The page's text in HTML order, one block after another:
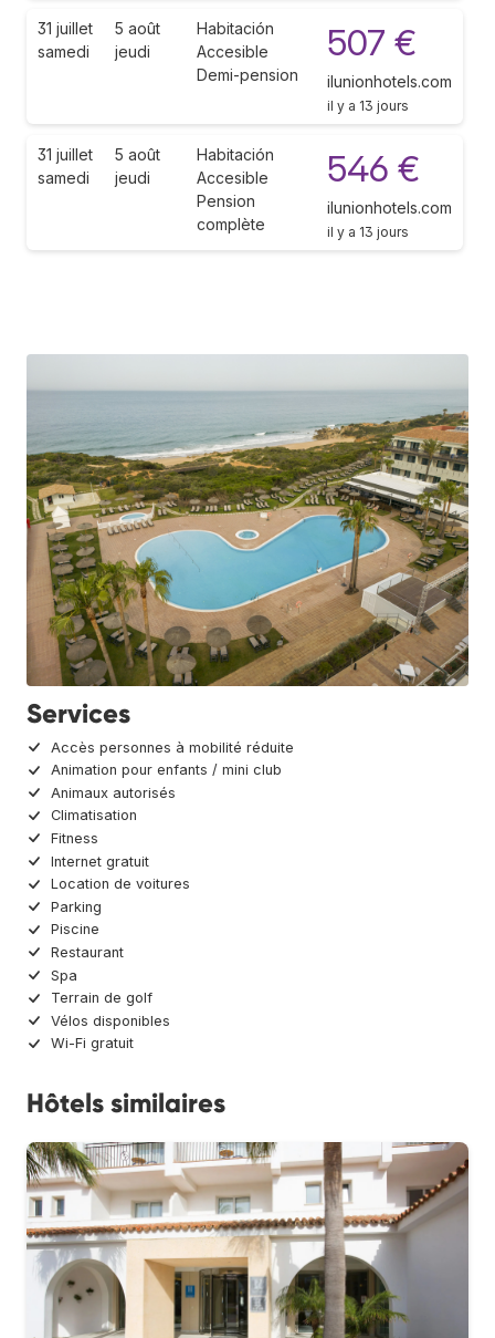
31 juillet
samedi
5 août
jeudi
Habitación
Accesible
Demi-pension
507 €
ilunionhotels.com
il y a 13 jours
31 juillet
samedi
5 août
jeudi
Habitación
Accesible
Pension
complète
546 €
ilunionhotels.com
il y a 13 jours
Services
Accès personnes à mobilité réduite
Animation pour enfants / mini club
Animaux autorisés
Climatisation
Fitness
Internet gratuit
Location de voitures
Parking
Piscine
Restaurant
Spa
Terrain de golf
Vélos disponibles
Wi-Fi gratuit
Hôtels similaires